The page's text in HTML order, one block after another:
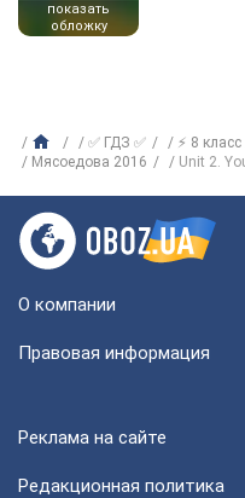
показать
обложку
✅ ГДЗ ✅ ⚡ 8 класс
Мясоедова 2016
Unit 2.
О компании
Правовая информация
Реклама на сайте
Редакционная политика